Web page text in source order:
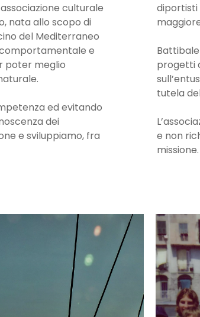
culturale
nata allo scopo di
del Mediterraneo
e
poter meglio
ed evitando
dei
e sviluppiamo, fra
diportisti
progetti
tutela
e non
missione.